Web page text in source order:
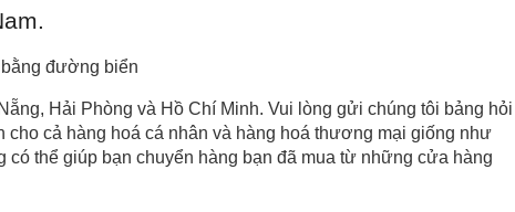
đường biển
Hải Phòng và Hồ Chí Minh. Vui lòng gửi chúng tôi bảng hỏi
cho cả hàng hoá cá nhân và hàng hoá thương mại giống như
có thể giúp bạn chuyển hàng bạn đã mua từ những cửa hàng